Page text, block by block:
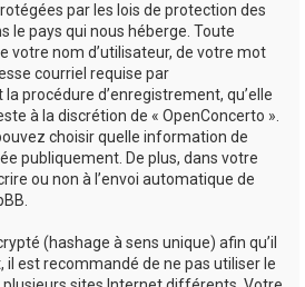
par les lois de protection des
le pays qui nous héberge. Toute
votre nom d’utilisateur, de votre mot
courriel requise par
procédure d’enregistrement, qu’elle
à la discrétion de « OpenConcerto ».
choisir quelle information de
publiquement. De plus, dans votre
ou non à l’envoi automatique de
(hashage à sens unique) afin qu’il
il est recommandé de ne pas utiliser le